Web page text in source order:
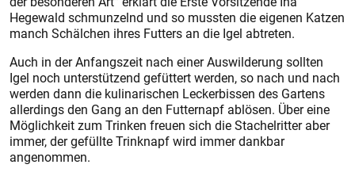
Hegewald schmunzelnd und so mussten die eigenen Katzen
manch Schälchen ihres Futters an die Igel abtreten.
Auch in der Anfangszeit nach einer Auswilderung sollten
Igel noch unterstützend gefüttert werden, so nach und nach
werden dann die kulinarischen Leckerbissen des Gartens
allerdings den Gang an den Futternapf ablösen. Über eine
Möglichkeit zum Trinken freuen sich die Stachelritter aber
immer, der gefüllte Trink­napf wird immer dankbar
angenommen.